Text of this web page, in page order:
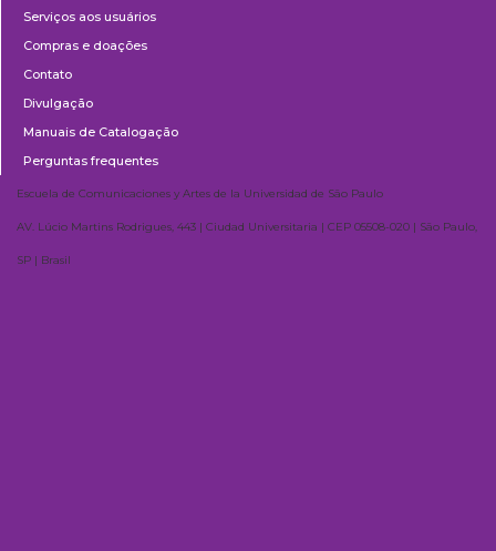
Serviços aos usuários
Compras e doações
Contato
Divulgação
Manuais de Catalogação
Perguntas frequentes
Escuela de Comunicaciones y Artes de la Universidad de São Paulo
AV. Lúcio Martins Rodrigues, 443 | Ciudad Universitaria | CEP 05508-020 | São Paulo,
SP | Brasil